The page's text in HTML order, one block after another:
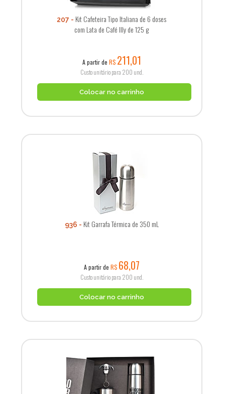
207
Kit Cafeteira Tipo Italiana de 6 doses
com Lata de Café Illy de 125 g
A partir de R$ 211,01
Custo unitário para 200 und.
Colocar no carrinho
936 Kit Garrafa Térmica de 350 mL
A partir de R$ 68,07
Custo unitário para 200 und.
Colocar no carrinho